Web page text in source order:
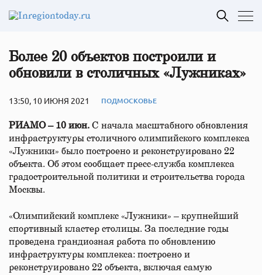
Более 20 объектов построили и
обновили в столичных «Лужниках»
13:50, 10 ИЮНЯ 2021 ПОДМОСКОВЬЕ
РИАМО – 10 июн. С начала масштабного обновления
инфраструктуры столичного олимпийского комплекса
«Лужники» было построено и реконструировано 22
объекта. Об этом сообщает пресс-служба комплекса
градостроительной политики и строительства города
Москвы.
«Олимпийский комплекс «Лужники» – крупнейший
спортивный кластер столицы. За последние годы
проведена грандиозная работа по обновлению
инфраструктуры комплекса: построено и
реконструировано 22 объекта, включая самую